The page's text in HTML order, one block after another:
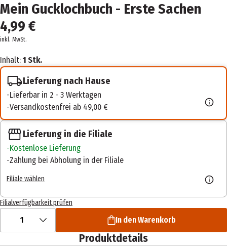
Mein Gucklochbuch - Erste Sachen
4,99 €
inkl. MwSt.
Inhalt: 1 Stk.
Lieferung nach Hause
Lieferbar in 2 - 3 Werktagen
Versandkostenfrei ab 49,00 €
Lieferung in die Filiale
Kostenlose Lieferung
Zahlung bei Abholung in der Filiale
Filiale wählen
Filialverfügbarkeit prüfen
1 In den Warenkorb
Produktdetails